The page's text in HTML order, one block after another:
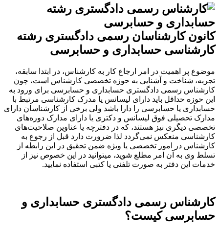
رسمی دادگستری رشته
حسابداری و حسابرسی
در امر ارجاع کار به کارشناس، در ابتدا سابقه،
و آشنایی به حوزه تخصصی کارشناس است، چون
دادگستری حسابداری و حسابرسی برای ورود به
باید دارای لیسانس یا مدرک کارشناسی مرتبط با
را دارا باشد ولی برخی از کارشناسان دارای
فوق لیسانس و دکتری یا دارای مدارک دوره‌های
هستند، که در دفترچه یا عناوین صلاحیت‌های
نمی‌گردد لذا ضرورت دارد قبل از رجوع به
تخصصی یا ویژه ضمن تحقیق در این رابطه از
امر مطلع شوید، میتوانید در این خصوص نیز از
به صورت تلفنی یا کتبی استفاده نمایید.
رسمی دادگستری حسابداری و
کیست؟